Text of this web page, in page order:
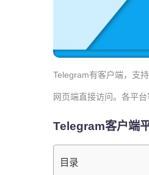
Telegram有客户端，支
网页端直接访问。各平
Telegram客户端
目录